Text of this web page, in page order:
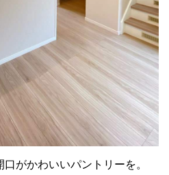
がかわいいパントリーを。